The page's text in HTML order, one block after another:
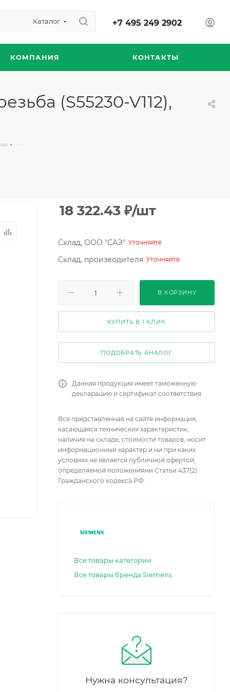
Каталог +7 495 249 2902
КОМПАНИЯ КОНТАКТЫ
(S55230-V112),
—
18 322.43 ₽/шт
Склад, ООО "САЭ" Уточняйте
Склад, производителя Уточняйте
В КОРЗИНУ
КУПИТЬ В 1 КЛИК
ПОДОБРАТЬ АНАЛОГ
Данная продукция имеет таможенную
декларацию и сертификат соответствия.
Вся представленная на сайте информация,
касающаяся технических характеристик,
наличия на складе, стоимости товаров, носит
информационный характер и ни при каких
условиях не является публичной офертой,
определяемой положениями Статьи 437(2)
Гражданского кодекса РФ.
Все товары категории
Все товары бренда Siemens
Нужна консультация?